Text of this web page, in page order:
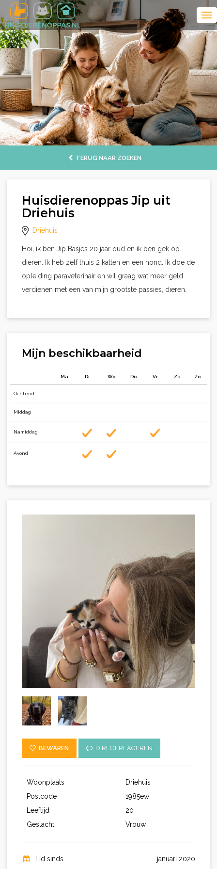
TERUG NAAR ZOEKEN
Huisdierenoppas Jip uit
Driehuis
Driehuis
Hoi, ik ben Jip Basjes 20 jaar oud en ik ben gek op
dieren. Ik heb zelf thuis 2 katten en een hond. Ik doe de
opleiding paraveterinair en wil graag wat meer geld
verdienen met een van mijn grootste passies, dieren.
Mijn beschikbaarheid
Ma Di Wo Do Vr Za Zo
Ochtend
Middag
Namiddag
Avond
BEWAREN DIRECT REAGEREN
Woonplaats
Driehuis
Postcode
1985ew
Leeftijd
20
Geslacht
Vrouw
Lid sinds januari 2020